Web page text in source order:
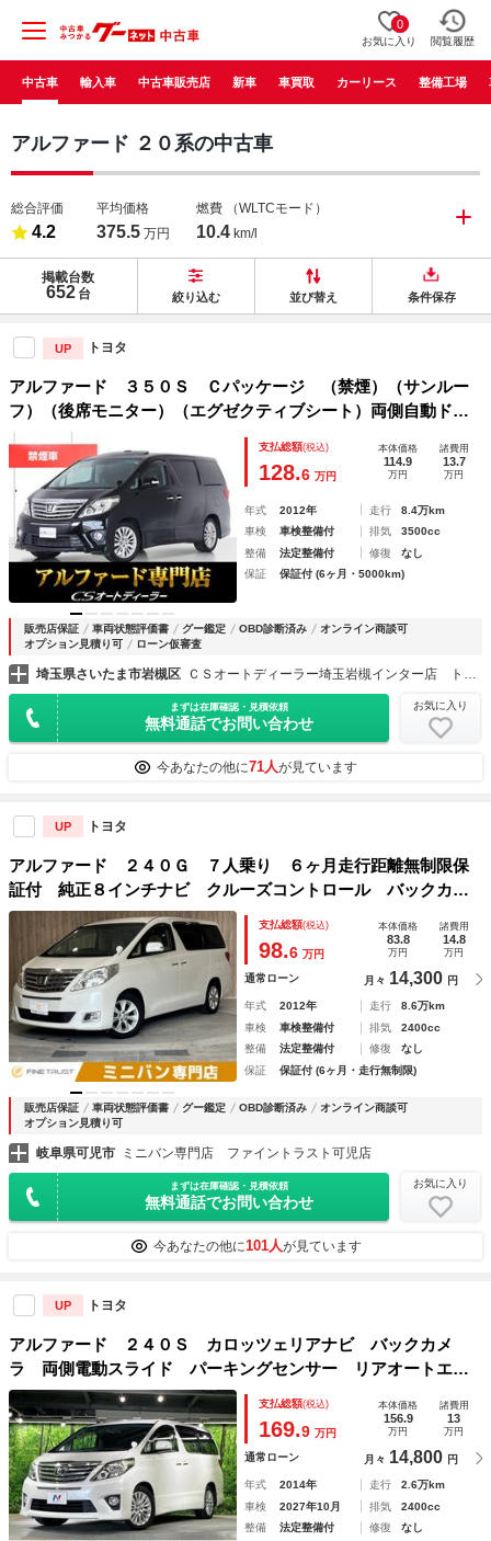
0
お気に入り 閲覧履歴
中古車 輸入車 中古車販売店 新車 車買取 カーリース 整備工場
アルファード ２０系の中古車
総合評価
4.2
平均価格
375.5 万円
燃費 （WLTCモード）
10.4 km/l
掲載台数
652 台 絞り込む 並び替え 条件保存
UP トヨタ
アルファード ３５０Ｓ Ｃパッケージ （禁煙）（サンルー
フ）（後席モニター）（エグゼクティブシート）両側自動ドア
／パワーバックドア／黒革調シートカバー／純正ＨＤＤナビ／
バックカメラ／ＡＣ１００Ｖ電源／クルーズコントロール／ク
リアランスソナ
支払総額(税込)
128.6 万円
本体価格
114.9
万円
諸費用
13.7
万円
年式 2012年 走行
8.4万km
車検
車検整備付 排気
3500cc
整備
法定整備付 修復
なし
保証
保証付 (6ヶ月・5000km)
販売店保証 車両状態評価書 グー鑑定 OBD診断済み
オンライン商談可
オプション見積り可
ローン仮審査
埼玉県さいたま市岩槻区 ＣＳオートディーラー埼玉岩槻インター店 トヨタ ２０系３０系４０系アルファード／ヴェルファイア／ハイブリッド／カスタム／高品質中古車専門店
まずは在庫確認・見積依頼
無料通話でお問い合わせ
お気に入り
今あなたの他に71人が見ています
UP トヨタ
アルファード ２４０Ｇ ７人乗り ６ヶ月走行距離無制限保
証付 純正８インチナビ クルーズコントロール バックカメ
ラ 両側パワースライドドア ＥＴＣ 禁煙車 全周囲カメ
ラ パワーシート フルセグＴＶ Ｂｌｕｅｔｏｏｔｈ 電動
リアゲート
支払総額(税込)
98.6 万円
本体価格
83.8
万円
諸費用
14.8
万円
通常ローン 月々 14,300 円
年式 2012年 走行
8.6万km
車検
車検整備付 排気
2400cc
整備
法定整備付 修復
なし
保証
保証付 (6ヶ月・走行無制限)
販売店保証 車両状態評価書 グー鑑定 OBD診断済み
オンライン商談可
オプション見積り可
岐阜県可児市 ミニバン専門店 ファイントラスト可児店
まずは在庫確認・見積依頼
無料通話でお問い合わせ
お気に入り
今あなたの他に101人が見ています
UP トヨタ
アルファード ２４０Ｓ カロッツェリアナビ バックカメ
ラ 両側電動スライド パーキングセンサー リアオートエア
コン スマートキ― プッシュスタート ＥＴＣ Ｂｌｕｅｔ
ｏｏｔｈ 地デジ ドラレコ
支払総額(税込)
169.9 万円
本体価格
156.9
万円
諸費用
13
万円
通常ローン 月々 14,800 円
年式 2014年 走行
2.6万km
車検
2027年10月 排気
2400cc
整備
法定整備付 修復
なし